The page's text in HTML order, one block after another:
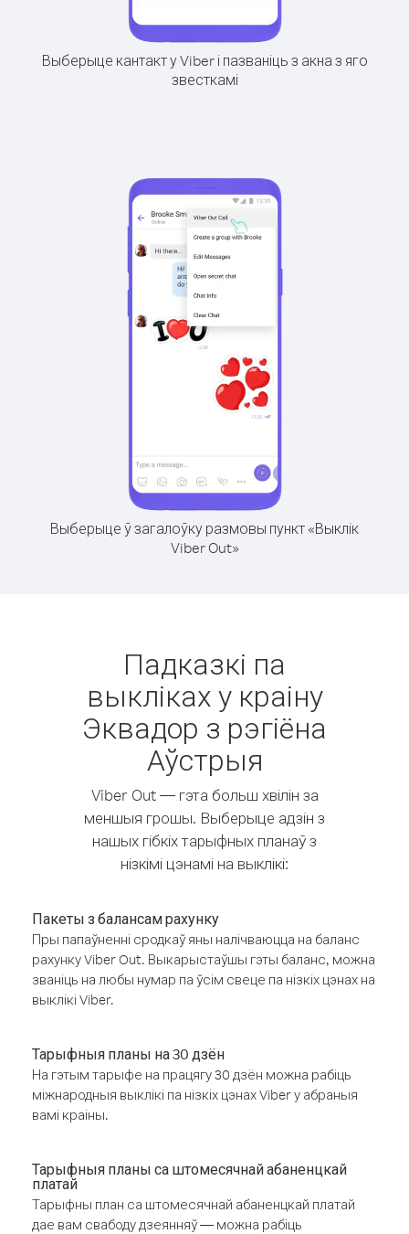
Выберыце кантакт у Viber і пазваніць з акна з яго
звесткамі
Выберыце ў загалоўку размовы пункт «Выклік
Viber Out»
Падказкі па
выкліках у краіну
Эквадор з рэгіёна
Аўстрыя
Viber Out — гэта больш хвілін за
меншыя грошы. Выберыце адзін з
нашых гібкіх тарыфных планаў з
нізкімі цэнамі на выклікі:
Пакеты з балансам рахунку
Пры папаўненні сродкаў яны налічваюцца на баланс
рахунку Viber Out. Выкарыстаўшы гэты баланс, можна
званіць на любы нумар па ўсім свеце па нізкіх цэнах на
выклікі Viber.
Тарыфныя планы на 30 дзён
На гэтым тарыфе на працягу 30 дзён можна рабіць
міжнародныя выклікі па нізкіх цэнах Viber у абраныя
вамі краіны.
Тарыфныя планы са штомесячнай абаненцкай
платай
Тарыфны план са штомесячнай абаненцкай платай
дае вам свабоду дзеянняў — можна рабіць